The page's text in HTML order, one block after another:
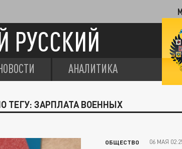
РУССКИЙ
АНАЛИТИКА
ТЕГУ: ЗАРПЛАТА ВОЕННЫХ
ОБЩЕСТВО 06 МАЯ